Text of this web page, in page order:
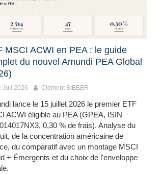
MSCI ACWI en PEA : le guide
du nouvel Amundi PEA Global
Juil 2026 Clément BIEBER
lance le 15 juillet 2026 le premier ETF
ACWI éligible au PEA (GPEA, ISIN
0,30 % de frais). Analyse du
de la concentration américaine de
du comparatif avec un montage MSCI
+ Émergents et du choix de l'enveloppe